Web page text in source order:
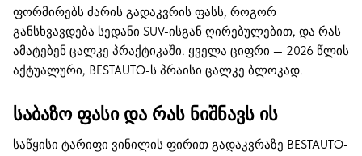
ფორმირებს ძარის გადაკვრის ფასს, როგორ
განსხვავდება სედანი SUV-ისგან ღირებულებით, და რას
ამატებენ ცალკე პრაქტიკაში. ყველა ციფრი — 2026 წლის
აქტუალური, BESTAUTO-ს პრაისი ცალკე ბლოკად.
საბაზო ფასი და რას ნიშნავს ის
საწყისი ტარიფი ვინილის ფირით გადაკვრაზე BESTAUTO-